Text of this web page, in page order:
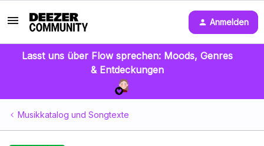
Anmelden
Lasst uns über Flow sprechen: Moods, Genres
& Entdeckungen
Musikkatalog und Songtexte